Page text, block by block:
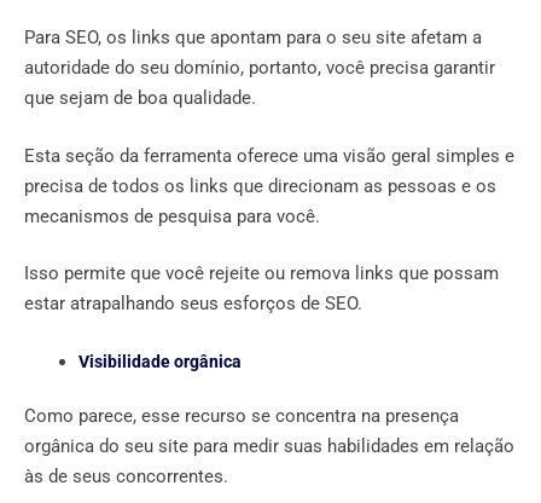
Para SEO, os links que apontam para o seu site afetam a
autoridade do seu domínio, portanto, você precisa garantir
que sejam de boa qualidade.
Esta seção da ferramenta oferece uma visão geral simples e
precisa de todos os links que direcionam as pessoas e os
mecanismos de pesquisa para você.
Isso permite que você rejeite ou remova links que possam
estar atrapalhando seus esforços de SEO.
Visibilidade orgânica
Como parece, esse recurso se concentra na presença
orgânica do seu site para medir suas habilidades em relação
às de seus concorrentes.